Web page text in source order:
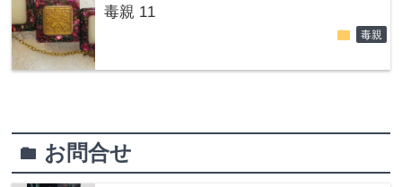
毒親 11
folder 毒親
folder お問合せ